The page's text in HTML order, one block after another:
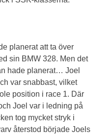
planerat att ta över
sin BMW 328. Men det
hade planerat… Joel
var snabbast, vilket
position i race 1. Där
Joel var i ledning på
tog mycket stryk i
återstod började Joels